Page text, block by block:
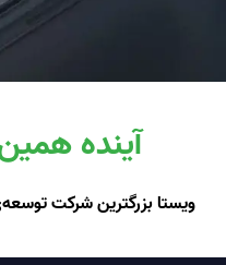
آینده
ویستا بزرگترین شرکت